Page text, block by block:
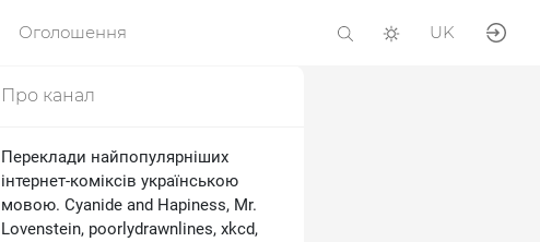
Оголошення UK
Про канал
Переклади найпопулярніших
інтернет-коміксів українською
мовою. Cyanide and Hapiness, Mr.
Lovenstein, poorlydrawnlines, xkcd,